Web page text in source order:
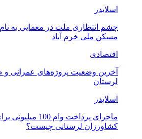
اسلایدر
مسکن ملی خرم آباد
اقتصادی
آخرین وضعیت پروژه‌های عمرانی و
لرستان
اسلایدر
ماجرای پرداخت
کشاورزان لرستانی چیست؟